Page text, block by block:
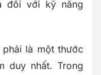
đối với kỹ năng
phải là một thước
duy nhất. Trong